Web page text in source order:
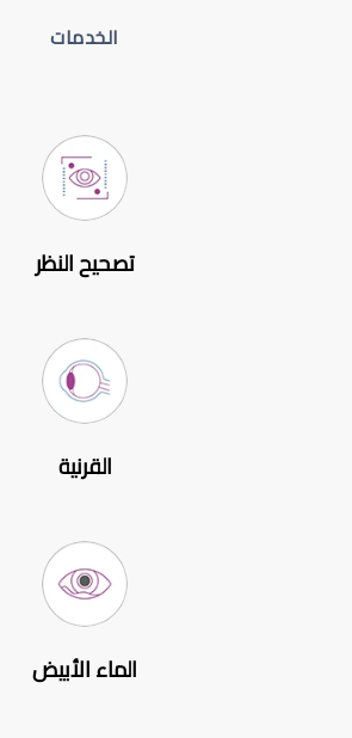
الخدمات
تصحيح النظر
القرنية
الماء الأبيض